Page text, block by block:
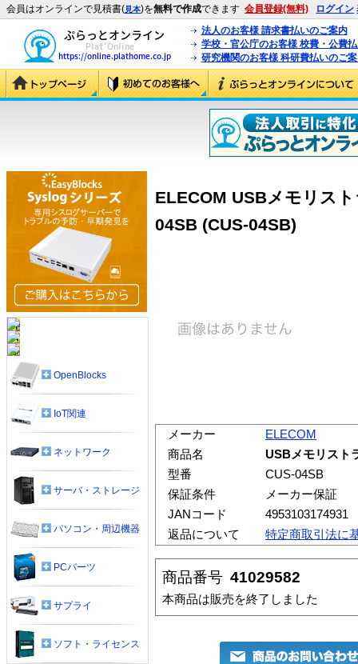
会員はオンラインで見積書(見本)を無料で作成できます 会員登録(無料) ログイン
法人のお客様 請求書払いのご案内
学校・官公庁のお客様 校費・公費
研究機関のお客様 科研費払いのご
ELECOM USBメモリス
04SB (CUS-04SB)
メーカー
ELECOM
商品名
USBメモリスト
型番
CUS-04SB
保証条件
メーカー保証
JANコード
4953103174931
返品について
特定商取引法に
商品番号 41029582
本商品は販売を終了しました
OpenBlocks
IoT関連
ネットワーク
サーバ・ストレージ
パソコン・周辺機器
PCパーツ
サプライ
ソフト・ライセンス